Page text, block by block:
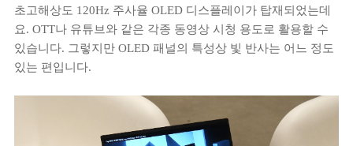
초고해상도 120Hz 주사율 OLED 디스플레이가 탑재되었는데
요. OTT나 유튜브와 같은 각종 동영상 시청 용도로 활용할 수
있습니다. 그렇지만 OLED 패널의 특성상 빛 반사는 어느 정도
있는 편입니다.